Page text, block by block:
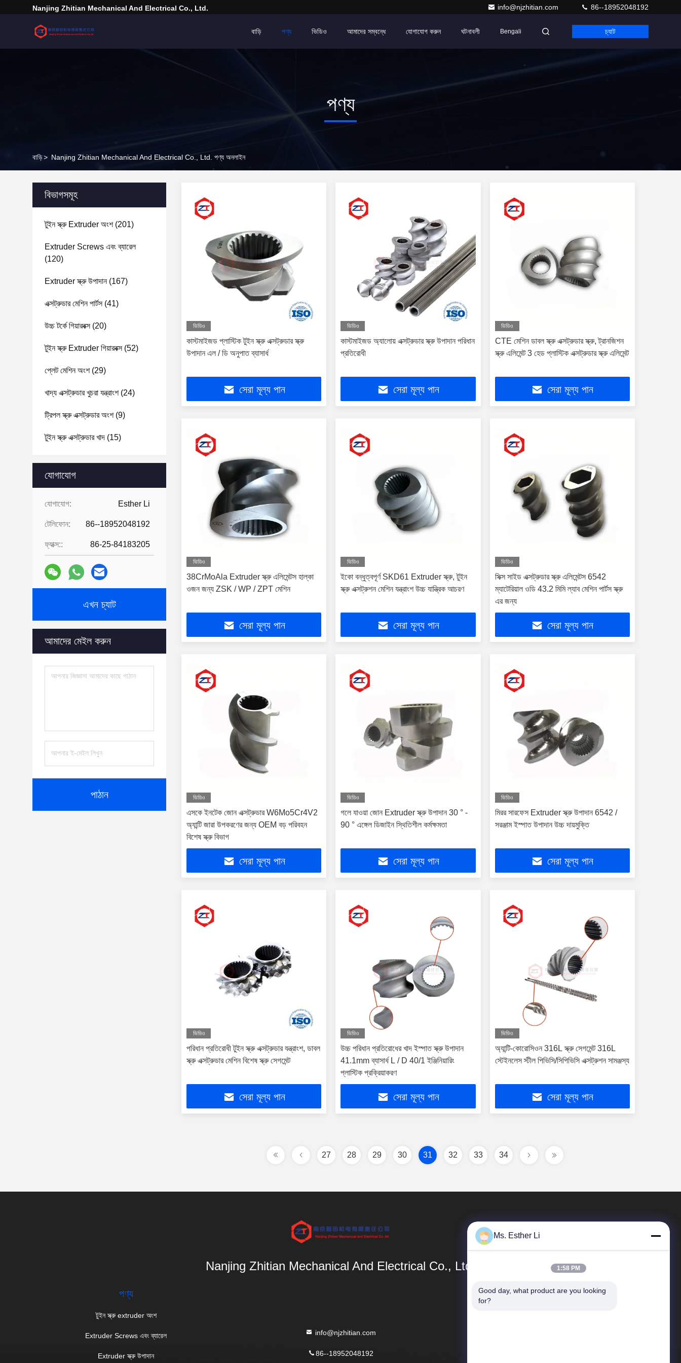
Nanjing Zhitian Mechanical And Electrical Co., Ltd. info@njzhitian.com 86--18952048192
বাড়ি পণ্য ভিডিও আমাদের সম্বন্ধে যোগাযোগ করুন ঘটনাবলী Bengali চ্যাট
পণ্য
বাড়ি> Nanjing Zhitian Mechanical And Electrical Co., Ltd. পণ্য অনলাইন
বিভাগসমূহ
টুইন স্ক্রু Extruder অংশ(201)
Extruder Screws এবং ব্যারেল
(120)
Extruder স্ক্রু উপাদান(167)
এক্সট্রুডার মেশিন পার্টস(41)
উচ্চ টর্কে গিয়ারবক্স(20)
টুইন স্ক্রু Extruder গিয়ারবক্স(52)
প্লেট মেশিন অংশ(29)
খাদ্য এক্সট্রুডার খুচরা যন্ত্রাংশ(24)
ট্রিপল স্ক্রু এক্সট্রুডার অংশ(9)
টুইন স্ক্রু এক্সট্রুডার খাদ (15)
যোগাযোগ
যোগাযোগ: Esther Li
টেলিফোন: 86--18952048192
ফ্যাক্স:: 86-25-84183205
এখন চ্যাট
আমাদের মেইল করুন
পাঠান
ভিডিও
কাস্টমাইজড প্লাস্টিক টুইন স্ক্রু এক্সট্রুডার স্ক্রু
উপাদান এল / ডি অনুপাত ব্যাসার্ধ
সেরা মূল্য পান
ভিডিও
কাস্টমাইজড অ্যালোয় এক্সট্রুডার স্ক্রু উপাদান পরিধান
প্রতিরোধী
সেরা মূল্য পান
ভিডিও
CTE মেশিন ডাবল স্ক্রু এক্সট্রুডার স্ক্রু, ট্রানজিশন
স্ক্রু এলিমেন্ট 3 হেড প্লাস্টিক এক্সট্রুডার স্ক্রু এলিমেন্ট
সেরা মূল্য পান
ভিডিও
38CrMoAla Extruder স্ক্রু এলিমেন্টস হাল্কা
ওজন জন্য ZSK / WP / ZPT মেশিন
সেরা মূল্য পান
ভিডিও
ইকো বন্ধুত্বপূর্ণ SKD61 Extruder স্ক্রু, টুইন
স্ক্রু এক্সট্রুশন মেশিন যন্ত্রাংশ উচ্চ যান্ত্রিক আচরণ
সেরা মূল্য পান
ভিডিও
সিক্স সাইড এক্সট্রুডার স্ক্রু এলিমেন্টস 6542
ম্যাটেরিয়াল ওডি 43.2 মিমি ল্যাব মেশিন পার্টস স্ক্রু
এর জন্য
সেরা মূল্য পান
ভিডিও
এসকে ইনটেক জোন এক্সট্রুডার W6Mo5Cr4V2
অ্যান্টি জারা উপকরণের জন্য OEM বড় পরিবহন
বিশেষ স্ক্রু বিভাগ
সেরা মূল্য পান
ভিডিও
গলে যাওয়া জোন Extruder স্ক্রু উপাদান 30 ° -
90 ° এঙ্গেল ডিজাইন স্থিতিশীল কর্মক্ষমতা
সেরা মূল্য পান
ভিডিও
মিরর সারফেস Extruder স্ক্রু উপাদান 6542 /
সরঞ্জাম ইস্পাত উপাদান উচ্চ দায়মুক্তি
সেরা মূল্য পান
ভিডিও
পরিধান প্রতিরোধী টুইন স্ক্রু এক্সট্রুডার যন্ত্রাংশ, ডাবল
স্ক্রু এক্সট্রুডার মেশিন বিশেষ স্ক্রু সেগমেন্ট
সেরা মূল্য পান
ভিডিও
উচ্চ পরিধান প্রতিরোধের খাদ ইস্পাত স্ক্রু উপাদান
41.1mm ব্যাসার্ধ L / D 40/1 ইঞ্জিনিয়ারিং
প্লাস্টিক প্রক্রিয়াকরণ
সেরা মূল্য পান
ভিডিও
অ্যান্টি-কোরোসিওন 316L স্ক্রু সেগমেন্ট 316L
স্টেইনলেস স্টীল পিভিসি/সিপিভিসি এক্সট্রুশন সামঞ্জস্য
সেরা মূল্য পান
27 28 29 30 31 32 33 34
Nanjing Zhitian Mechanical And Electrical Co., Ltd.
পণ্য
টুইন স্ক্রু extruder অংশ
Extruder Screws এবং ব্যারেল
Extruder স্ক্রু উপাদান
info@njzhitian.com
86--18952048192
দ্রুত লিঙ্ক
Ms. Esther Li
1:58 PM
Good day, what product are you looking
for?